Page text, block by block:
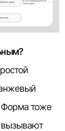
Форма тоже
вызывают